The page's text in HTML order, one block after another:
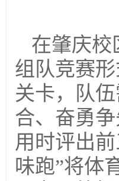
在肇庆校
组队竞赛
关卡，队
合、奋勇
用时评出
味跑”将体